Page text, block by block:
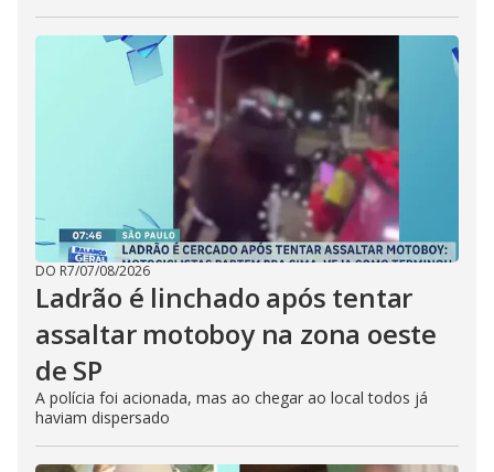
DO R7/07/08/2026
Ladrão é linchado após tentar
assaltar motoboy na zona oeste
de SP
A polícia foi acionada, mas ao chegar ao local todos já
haviam dispersado